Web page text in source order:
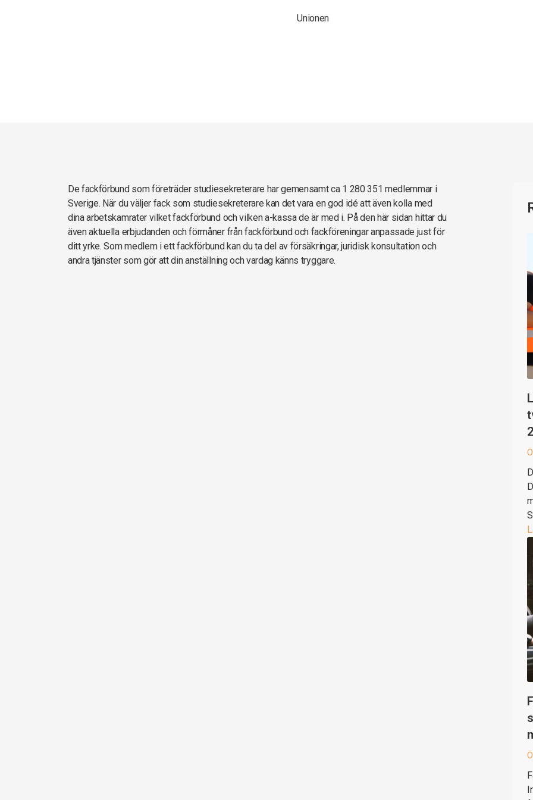
Unionen
De fackförbund som företräder studiesekreterare har gemensamt ca 1 280 351 medlemmar i
Sverige. När du väljer fack som studiesekreterare kan det vara en god idé att även kolla med
dina arbetskamrater vilket fackförbund och vilken a-kassa de är med i. På den här sidan hittar du
även aktuella erbjudanden och förmåner från fackförbund och fackföreningar anpassade just för
ditt yrke. Som medlem i ett fackförbund kan du ta del av försäkringar, juridisk konsultation och
andra tjänster som gör att din anställning och vardag känns tryggare.